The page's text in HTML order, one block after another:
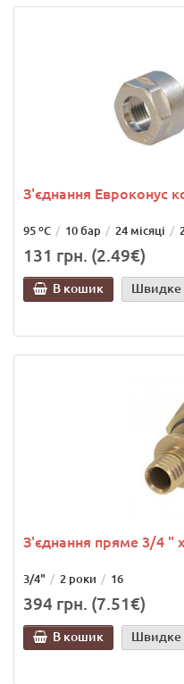
З'єднання Евроконус
95 ºС 10 бар 24 місяці
131 грн. (2.49€)
В кошик Швидке
З'єднання пряме 3/4 "
3/4" 2 роки 16
394 грн. (7.51€)
В кошик Швидке